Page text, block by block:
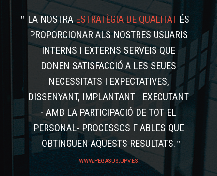
LA NOSTRAESTRATÈGIA DE QUALITAT ÉS
PROPORCIONAR ALS NOSTRES USUARIS
INTERNS I EXTERNS SERVEIS QUE
DONEN SATISFACCIÓ A LES SEUES
NECESSITATS I EXPECTATIVES,
DISSENYANT, IMPLANTANT I EXECUTANT
- AMB LA PARTICIPACIÓ DE TOT EL
PERSONAL- PROCESSOS FIABLES QUE
OBTINGUEN AQUESTS RESULTATS.
WWW.PEGASUS.UPV.ES